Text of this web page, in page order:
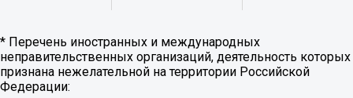
* Перечень иностранных и международных
неправительственных организаций, деятельность которых
признана нежелательной на территории Российской
Федерации: